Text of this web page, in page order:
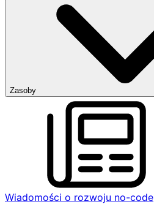
Zasoby
Wiadomości o rozwoju no-code